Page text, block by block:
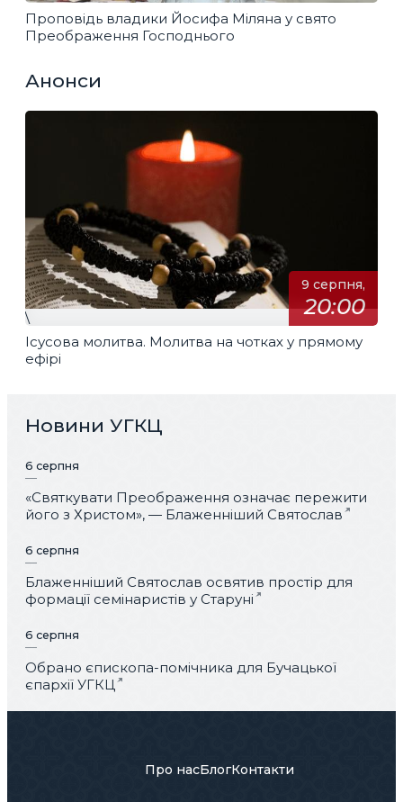
Проповідь владики Йосифа Міляна у свято
Преображення Господнього
Анонси
9 серпня,
20:00
\
Ісусова молитва. Молитва на чотках у прямому
ефірі
Новини УГКЦ
6 серпня
«Святкувати Преображення означає пережити
його з Христом», — Блаженніший Святослав
6 серпня
Блаженніший Святослав освятив простір для
формації семінаристів у Старуні
6 серпня
Обрано єпископа-помічника для Бучацької
єпархії УГКЦ
Про насБлогКонтакти